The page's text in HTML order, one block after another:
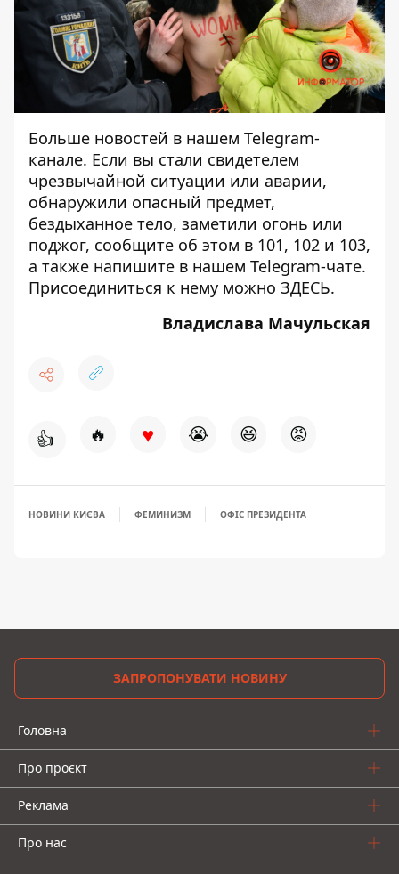
Больше новостей в нашем Telegram-
канале. Если вы стали свидетелем
чрезвычайной ситуации или аварии,
обнаружили опасный предмет,
бездыханное тело, заметили огонь или
поджог, сообщите об этом в 101, 102 и 103,
а также напишите в нашем Telegram-чате.
Присоединиться к нему можно ЗДЕСЬ.
Владислава Мачульская
👍 🔥 ♥ 😭 😆 😡
НОВИНИ КИЄВА ФЕМИНИЗМ ОФІС ПРЕЗИДЕНТА
ЗАПРОПОНУВАТИ НОВИНУ
Головна
Про проєкт
Реклама
Про нас